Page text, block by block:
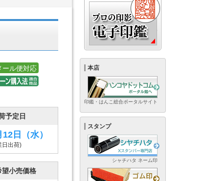
ール便対応
予定日
日 （水）
日出荷)
望小売価格
本店
印鑑・はんこ総合ポータルサイト
スタンプ
シャチハタ ネーム印